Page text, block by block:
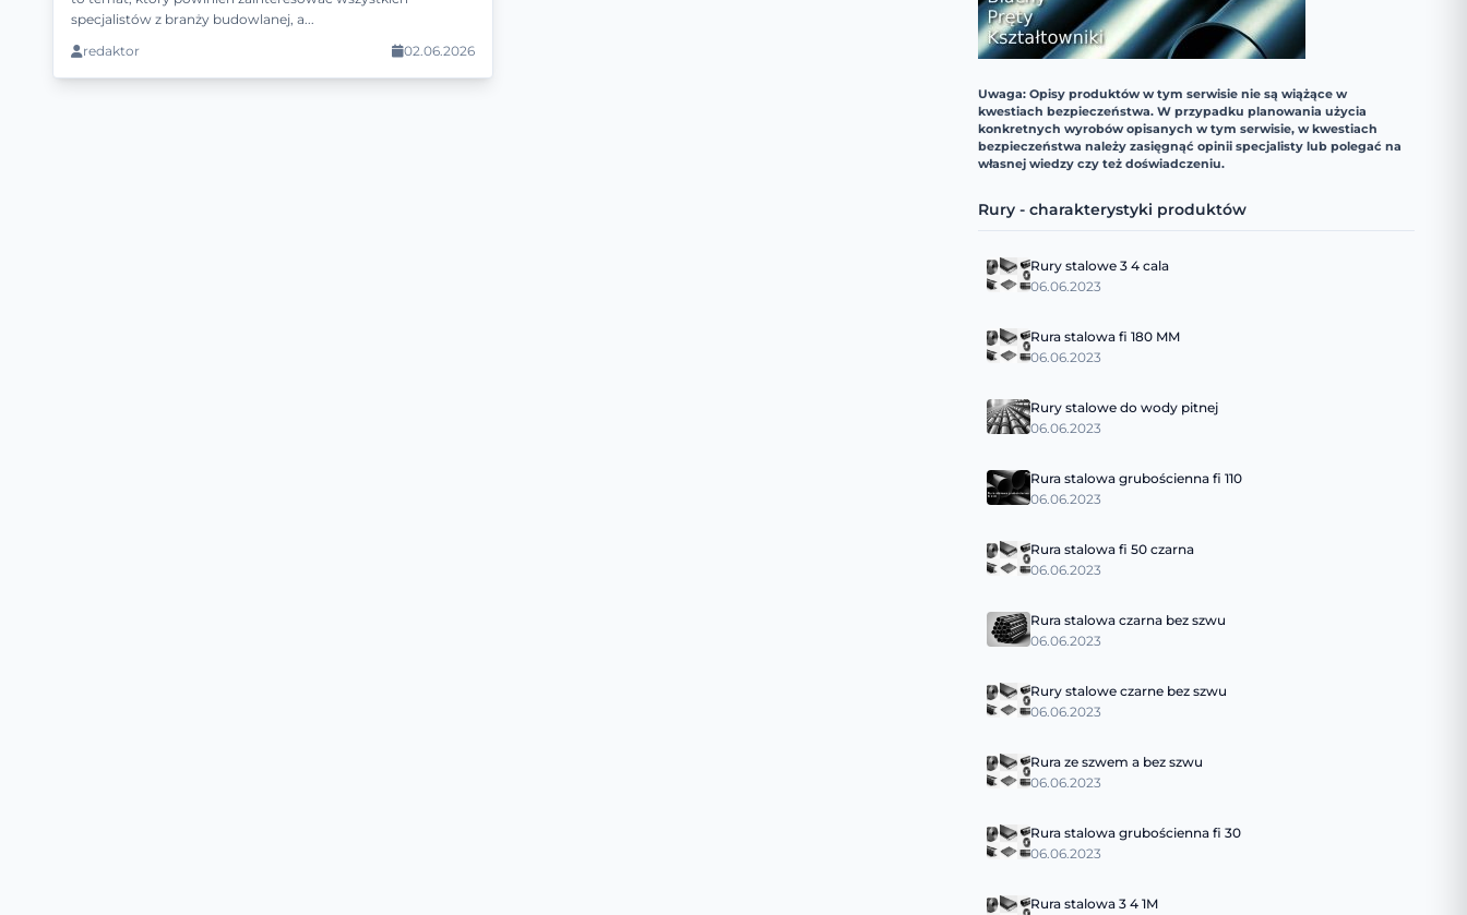
specjalistów z branży budowlanej, a...
redaktor
02.06.2026
Uwaga: Opisy produktów w tym serwisie nie są wiążące w
kwestiach bezpieczeństwa. W przypadku planowania użycia
konkretnych wyrobów opisanych w tym serwisie, w kwestiach
bezpieczeństwa należy zasięgnąć opinii specjalisty lub polegać na
własnej wiedzy czy też doświadczeniu.
Rury - charakterystyki produktów
Rury stalowe 3 4 cala
06.06.2023
Rura stalowa fi 180 MM
06.06.2023
Rury stalowe do wody pitnej
06.06.2023
Rura stalowa grubościenna fi 110
06.06.2023
Rura stalowa fi 50 czarna
06.06.2023
Rura stalowa czarna bez szwu
06.06.2023
Rury stalowe czarne bez szwu
06.06.2023
Rura ze szwem a bez szwu
06.06.2023
Rura stalowa grubościenna fi 30
06.06.2023
Rura stalowa 3 4 1M